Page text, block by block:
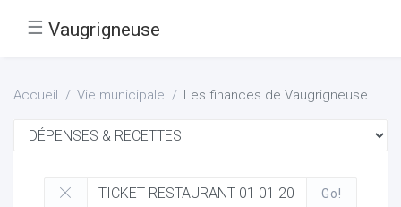
☰ Vaugrigneuse
Accueil Vie municipale Les finances de Vaugrigneuse
Go!